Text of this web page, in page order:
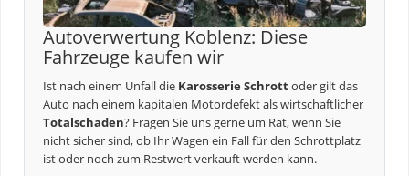
Autoverwertung Koblenz: Diese
Fahrzeuge kaufen wir
Ist nach einem Unfall die Karosserie Schrottoder gilt das
Auto nach einem kapitalen Motordefekt als wirtschaftlicher
Totalschaden? Fragen Sie uns gerne um Rat, wenn Sie
nicht sicher sind, ob Ihr Wagen ein Fall für den Schrottplatz
ist oder noch zum Restwert verkauft werden kann.